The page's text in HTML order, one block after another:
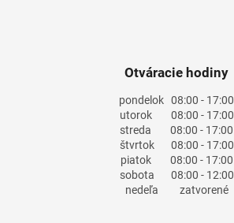
Otváracie hodiny
pondelok 08:00 - 17:00
utorok08:00 - 17:00
streda 08:00 - 17:00
štvrtok08:00 - 17:00
piatok08:00 - 17:00
sobota 08:00 - 12:00
nedeľa zatvorené